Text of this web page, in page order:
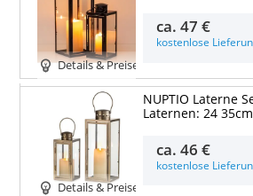
Details & Preise
ca.47 €
kostenlose
Details & Preise
NUPTIO Laterne
Laternen: 24 35cm
ca.46 €
kostenlose